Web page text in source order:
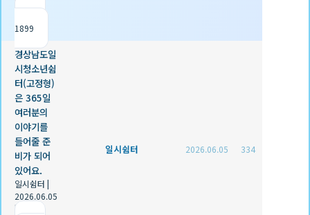
1899
경상남도일
시청소년쉼
터(고정형)
은 365일
여러분의
이야기를
들어줄 준
비가 되어
있어요.
일시쉼터 |
2026.06.05
|
일시쉼터 2026.06.05 334